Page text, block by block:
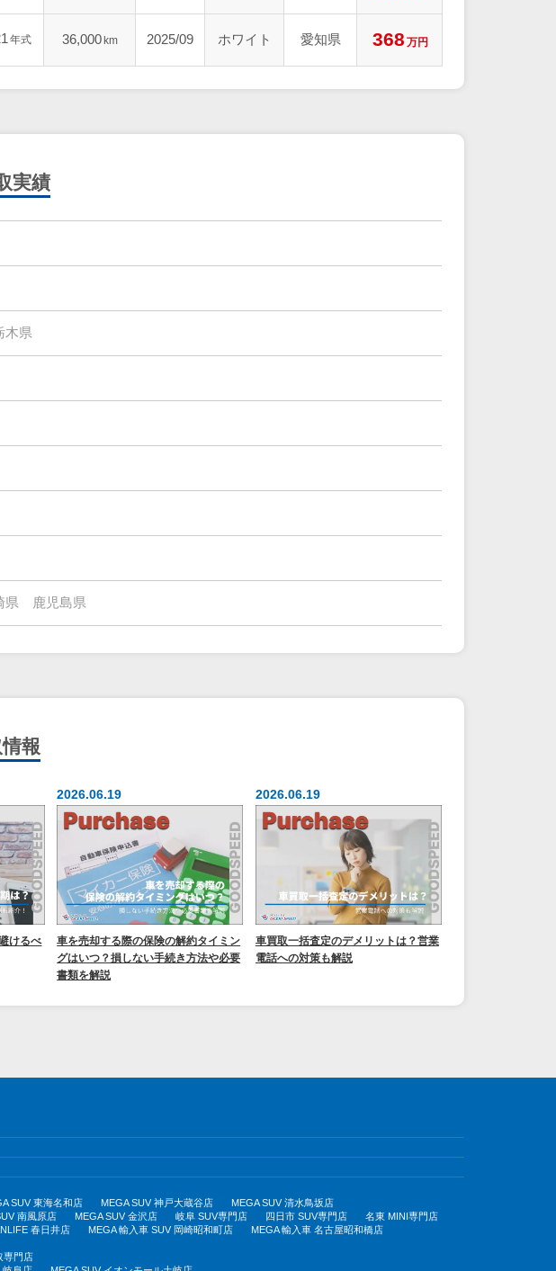
年式 36,000 km 2025/09 ホワイト 愛知県 368 万円
実績
木県
県 鹿児島県
報
けるべ
2026.06.19
車を売却する際の保険の解約タイミン
グはいつ？損しない手続き方法や必要
書類を解説
2026.06.19
車買取一括査定のデメリットは？営業
電話への対策も解説
SUV 東海名和店 MEGA SUV 神戸大蔵谷店
MEGA SUV 清水鳥坂店
南風原店 MEGA SUV 金沢店 岐阜 SUV専門店 四日市 SUV専門店
名東 MINI専門店
春日井店 MEGA 輸入車 SUV 岡崎昭和町店
MEGA 輸入車 名古屋昭和橋店
専門店